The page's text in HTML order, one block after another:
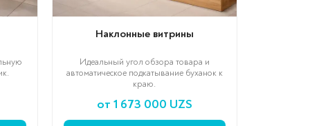
Наклонные витрины
Идеальный угол обзора товара и
автоматическое подкатывание буханок к
краю.
от 1 673 000 UZS